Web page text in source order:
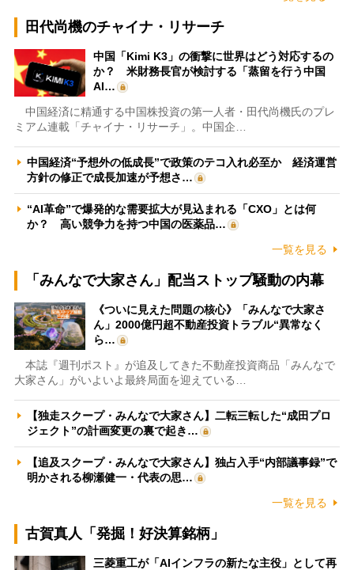
田代尚機のチャイナ・リサーチ
中国「Kimi K3」の衝撃に世界はどう対応するの
か？ 米財務長官が検討する「蒸留を行う中国
AI…
中国経済に精通する中国株投資の第一人者・田代尚機氏のプレ
ミアム連載「チャイナ・リサーチ」。中国企…
中国経済“予想外の低成長”で政策のテコ入れ必至か 経済運営
方針の修正で成長加速が予想さ…
“AI革命”で爆発的な需要拡大が見込まれる「CXO」とは何
か？ 高い競争力を持つ中国の医薬品…
一覧を見る
「みんなで大家さん」配当ストップ騒動の内幕
《ついに見えた問題の核心》「みんなで大家さ
ん」2000億円超不動産投資トラブル“異常なく
ら…
本誌『週刊ポスト』が追及してきた不動産投資商品「みんなで
大家さん」がいよいよ最終局面を迎えている…
【独走スクープ・みんなで大家さん】二転三転した“成田プロ
ジェクト”の計画変更の裏で起き…
【追及スクープ・みんなで大家さん】独占入手“内部議事録”で
明かされる柳瀬健一・代表の思…
一覧を見る
古賀真人「発掘！好決算銘柄」
三菱重工が「AIインフラの新たな主役」として再